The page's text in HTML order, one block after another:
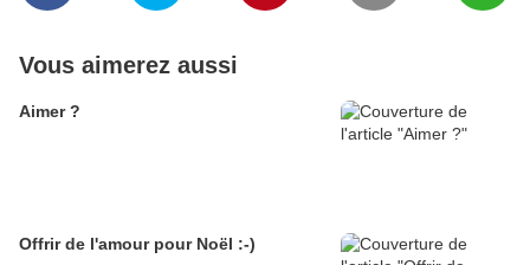
Vous aimerez aussi
Aimer ?
Offrir de l'amour pour Noël :-)